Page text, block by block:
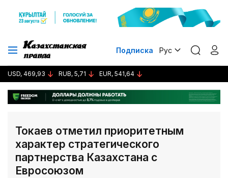
Подписка Рус
USD, 469,93 RUB, 5,71 EUR, 541,64
Токаев отметил приоритетным
характер стратегического
партнерства Казахстана с
Евросоюзом